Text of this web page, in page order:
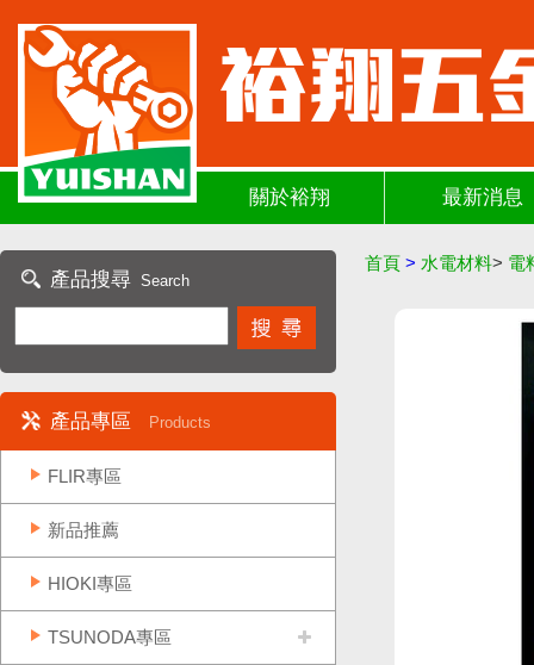
關於裕翔 最新消息
產品搜尋 Search
產品專區 Products
FLIR專區
新品推薦
HIOKI專區
TSUNODA專區
首頁 > 水電材料> 電